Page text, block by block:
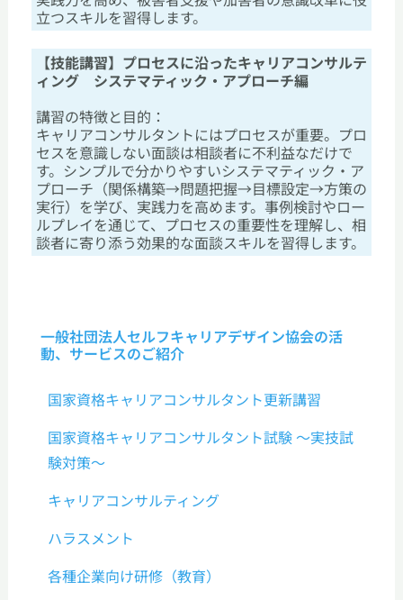
立つスキルを習得します。
【技能講習】プロセスに沿ったキャリアコンサルテ
ィング システマティック・アプローチ編
講習の特徴と目的：
キャリアコンサルタントにはプロセスが重要。プロ
セスを意識しない面談は相談者に不利益なだけで
す。シンプルで分かりやすいシステマティック・ア
プローチ（関係構築→問題把握→目標設定→方策の
実行）を学び、実践力を高めます。事例検討やロー
ルプレイを通じて、プロセスの重要性を理解し、相
談者に寄り添う効果的な面談スキルを習得します。
一般社団法人セルフキャリアデザイン協会の活
動、サービスのご紹介
国家資格キャリアコンサルタント更新講習
国家資格キャリアコンサルタント試験 ～実技試
験対策～
キャリアコンサルティング
ハラスメント
各種企業向け研修（教育）